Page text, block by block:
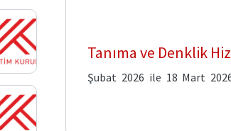
Tanıma ve Denklik
19 Şubat 2026 ile 18 Mart